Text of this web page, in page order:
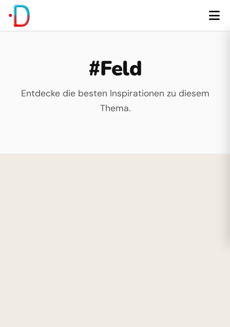
#Feld
Entdecke die besten Inspirationen zu diesem
Thema.